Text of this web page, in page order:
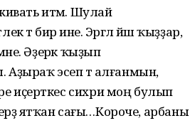
итәм. Шулай
тә бирә ине. Эргәлә йәш ҡыҙҙар,
Әҙерәк ҡыҙып
Аҙыраҡ эсеп тә алғанмын,
иҫерткес сихри моң булып
ятҡан сағы…Короче, арбаны